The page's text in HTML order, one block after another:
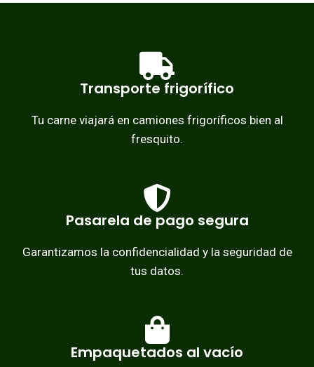
Transporte frigorífico
Tu carne viajará en camiones frigoríficos bien al
fresquito.
Pasarela de pago segura
Garantizamos la confidencialidad y la seguridad de
tus datos.
Empaquetados al vacío